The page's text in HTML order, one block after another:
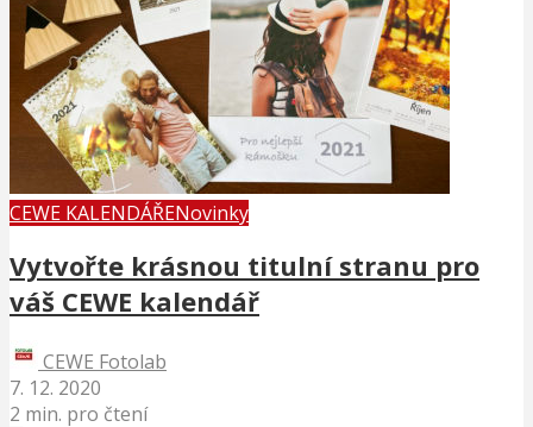
CEWE KALENDÁŘENovinky
Vytvořte krásnou titulní stranu pro
váš CEWE kalendář
CEWE Fotolab
7. 12. 2020
2 min. pro čtení